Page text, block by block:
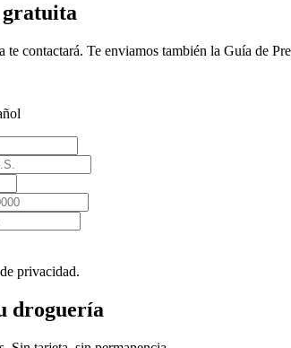
gratuita
te contactará. Te enviamos también la Guía de
privacidad.
droguería